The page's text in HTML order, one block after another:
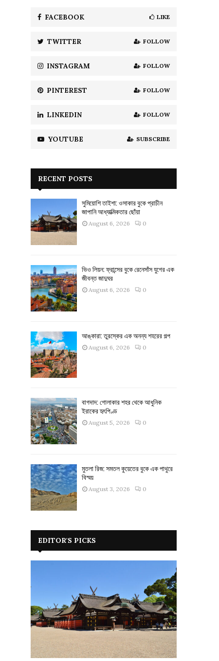
C
H
FACEBOOK LIKE
TWITTER FOLLOW
INSTAGRAM FOLLOW
PINTEREST FOLLOW
LINKEDIN FOLLOW
YOUTUBE SUBSCRIBE
RECENT POSTS
সুমিয়োশি তাইশা: ওসাকার বুকে প্রাচীন
জাপানি আধ্যাত্মিকতার ছোঁয়া
August 6, 2026 0
ভিও লিয়ন: ফ্রান্সের বুকে রেনেসাঁস যুগের এক
জীবন্ত জাদুঘর
August 6, 2026 0
আঙ্কারা: তুরস্কের এক অনন্য শহরের গল্প
August 6, 2026 0
বাগদাদ: গোলাকার শহর থেকে আধুনিক
ইরাকের হৃৎপিণ্ড
August 5, 2026 0
মুতলা রিজ: সমতল কুয়েতের বুকে এক পাথুরে
বিস্ময়
August 3, 2026 0
EDITOR'S PICKS